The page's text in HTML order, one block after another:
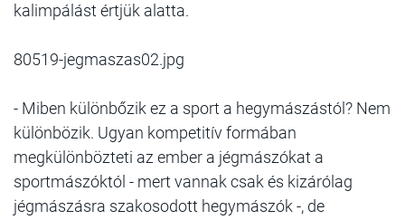
kalimpálást értjük alatta.
80519-jegmaszas02.jpg
- Miben különbőzik ez a sport a hegymászástól? Nem
különbözik. Ugyan kompetitív formában
megkülönbözteti az ember a jégmászókat a
sportmászóktól - mert vannak csak és kizárólag
jégmászásra szakosodott hegymászók -, de